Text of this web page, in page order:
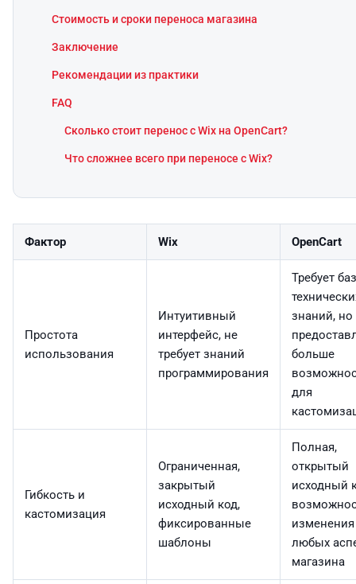
Стоимость и сроки переноса магазина
Заключение
Рекомендации из практики
FAQ
Сколько стоит перенос с Wix на OpenCart?
Что сложнее всего при переносе с Wix?
Фактор Wix OpenCart
Простота
использования
Интуитивный
интерфейс, не
требует знаний
программирования
Требует
знаний, но
больше
для
Гибкость и
кастомизация
Ограниченная,
закрытый
исходный код,
фиксированные
шаблоны
Полная,
открытый
исходный
изменения
любых
магазина